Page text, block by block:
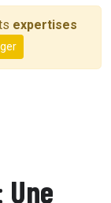
expertises
Une